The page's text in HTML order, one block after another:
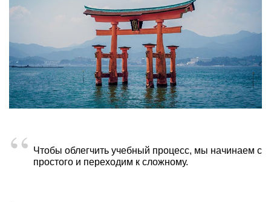
Чтобы облегчить учебный процесс, мы начинаем с
простого и переходим к сложному.